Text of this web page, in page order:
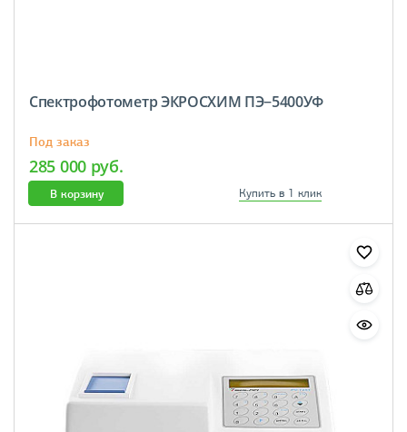
Спектрофотометр ЭКРОСХИМ ПЭ−5400УФ
Под заказ
285 000 руб.
В корзину Купить в 1 клик